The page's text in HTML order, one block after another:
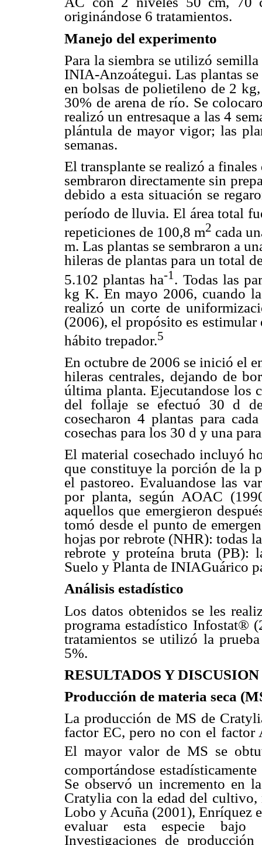
originándose 6 tratamientos.
Manejo del experimento
Para la siembra se utilizó
INIA-Anzoátegui. Las plantas
en bolsas de polietileno de 2
30% de arena de río. Se
realizó un entresaque a las 4
plántula de mayor vigor; las
semanas.
El transplante se realizó a
sembraron directamente sin
debido a esta situación se
período de lluvia. El área total
repeticiones de 100,8 m2 cada
m. Las plantas se sembraron a
hileras de plantas para un total
5.102 plantas ha-1 . Todas las
kg K. En mayo 2006, cuando
realizó un corte de
(2006), el propósito es
hábito trepador.5
En octubre de 2006 se inició el
hileras centrales, dejando de
última planta. Ejecutandose los
del follaje se efectuó 30 d
cosecharon 4 plantas para
cosechas para los 30 d y una
El material cosechado incluyó
que constituye la porción de la
el pastoreo. Evaluandose las
por planta, según AOAC
aquellos que emergieron
tomó desde el punto de
hojas por rebrote (NHR): todas
rebrote y proteína bruta (PB):
Suelo y Planta de INIAGuárico
Análisis estadístico
Los datos obtenidos se les
programa estadístico Infostat®
tratamientos se utilizó la
5%.
RESULTADOS Y DISCUSION
Producción de materia seca
La producción de MS de
factor EC, pero no con el
El mayor valor de MS se
comportándose
Se observó un incremento en
Cratylia con la edad del cultivo,
Lobo y Acuña (2001), Enríquez
evaluar esta especie bajo
Investigaciones de